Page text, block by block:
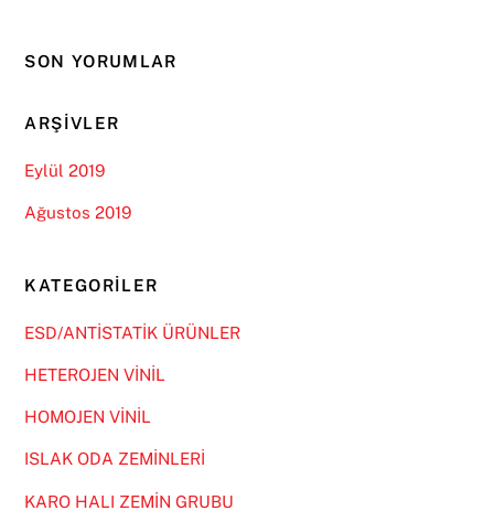
SON YORUMLAR
ARŞIVLER
Eylül 2019
Ağustos 2019
KATEGORILER
ESD/ANTİSTATİK ÜRÜNLER
HETEROJEN VİNİL
HOMOJEN VİNİL
ISLAK ODA ZEMİNLERİ
KARO HALI ZEMİN GRUBU